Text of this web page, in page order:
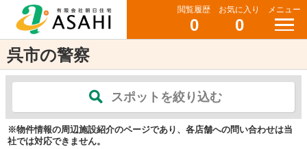
閲覧履歴
0
お気に入り
0
メニュー
呉市の警察
スポットを絞り込む
※物件情報の周辺施設紹介のページであり、各店舗への問い合わせは当
社では対応できません。